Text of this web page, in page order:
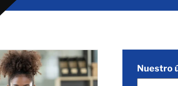
Nuestro